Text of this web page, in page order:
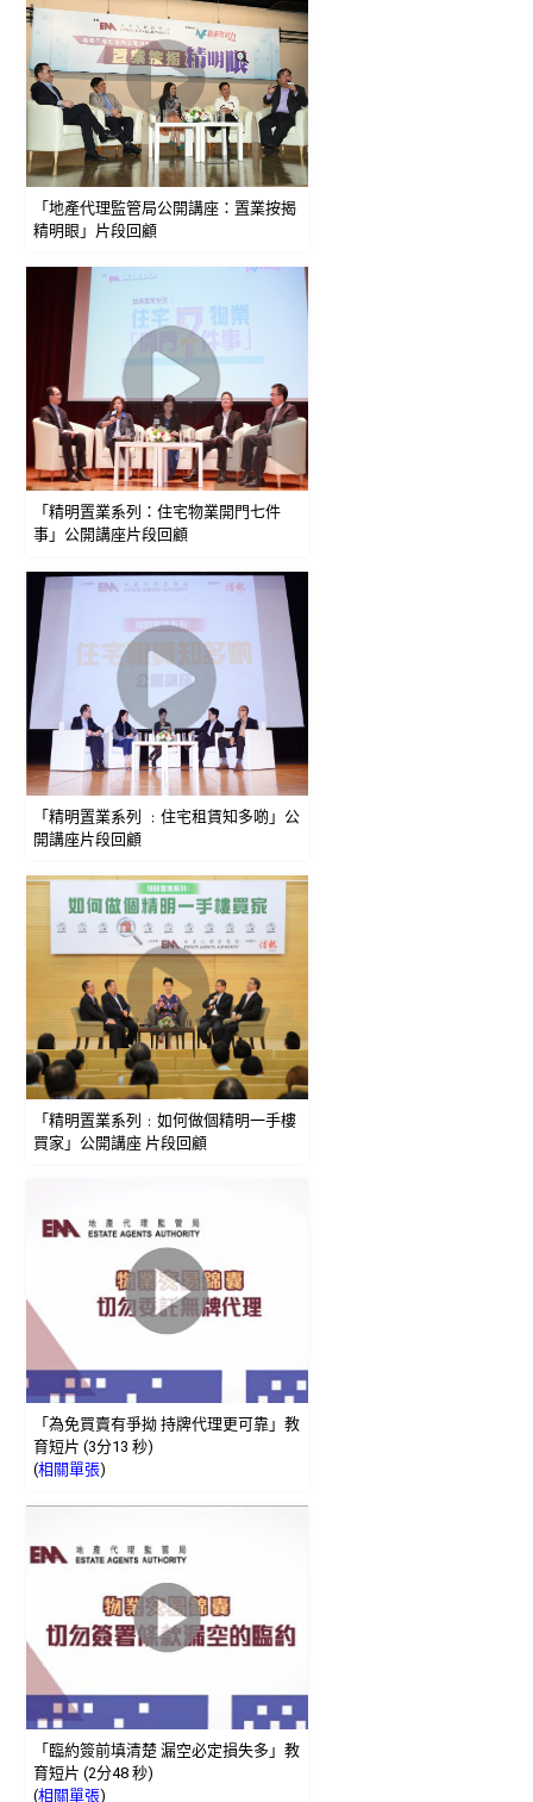
「地產代理監管局公開講座：置業按揭
精明眼」片段回顧
「精明置業系列：住宅物業開門七件
事」公開講座片段回顧
「精明置業系列 ﹕住宅租賃知多啲」公
開講座片段回顧
「精明置業系列﹕如何做個精明一手樓
買家」公開講座 片段回顧
「為免買賣有爭拗 持牌代理更可靠」教
育短片 (3分13 秒)
(相關單張)
「臨約簽前填清楚 漏空必定損失多」教
育短片 (2分48 秒)
(相關單張)